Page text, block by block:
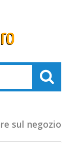
sul negozio